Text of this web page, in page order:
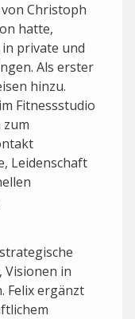
Christoph
hatte,
private und
Als erster
hinzu.
Fitnessstudio
zum
Leidenschaft
Visionen in
Felix ergänzt